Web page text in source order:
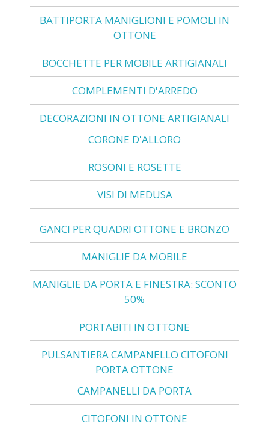
BATTIPORTA MANIGLIONI E POMOLI IN
OTTONE
BOCCHETTE PER MOBILE ARTIGIANALI
COMPLEMENTI D'ARREDO
DECORAZIONI IN OTTONE ARTIGIANALI
CORONE D'ALLORO
ROSONI E ROSETTE
VISI DI MEDUSA
GANCI PER QUADRI OTTONE E BRONZO
MANIGLIE DA MOBILE
MANIGLIE DA PORTA E FINESTRA: SCONTO
50%
PORTABITI IN OTTONE
PULSANTIERA CAMPANELLO CITOFONI
PORTA OTTONE
CAMPANELLI DA PORTA
CITOFONI IN OTTONE